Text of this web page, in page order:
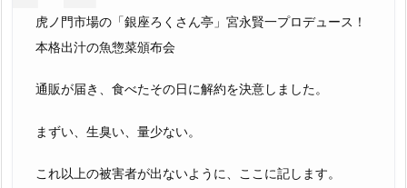
虎ノ門市場の「銀座ろくさん亭」宮永賢一プロデュース！
本格出汁の魚惣菜頒布会
通販が届き、食べたその日に解約を決意しました。
まずい、生臭い、量少ない。
これ以上の被害者が出ないように、ここに記します。